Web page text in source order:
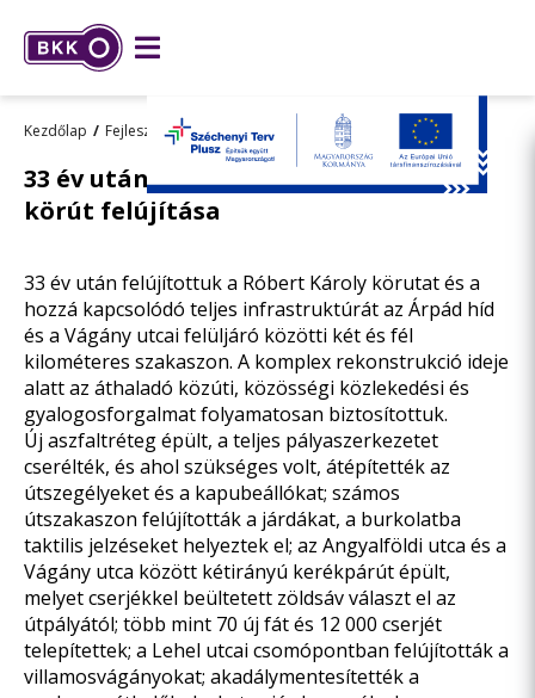
Kezdőlap Fejlesztések Összes fejlesztésünk
33 év után elkészült: a Róbert Károly
körút felújítása
33 év után felújítottuk a Róbert Károly körutat és a
hozzá kapcsolódó teljes infrastruktúrát az Árpád híd
és a Vágány utcai felüljáró közötti két és fél
kilométeres szakaszon. A komplex rekonstrukció ideje
alatt az áthaladó közúti, közösségi közlekedési és
gyalogosforgalmat folyamatosan biztosítottuk.
Új aszfaltréteg épült, a teljes pályaszerkezetet
cserélték, és ahol szükséges volt, átépítették az
útszegélyeket és a kapubeállókat; számos
útszakaszon felújították a járdákat, a burkolatba
taktilis jelzéseket helyeztek el; az Angyalföldi utca és a
Vágány utca között kétirányú kerékpárút épült,
melyet cserjékkel beültetett zöldsáv választ el az
útpályától; több mint 70 új fát és 12 000 cserjét
telepítettek; a Lehel utcai csomópontban felújították a
villamosvágányokat; akadálymentesítették a